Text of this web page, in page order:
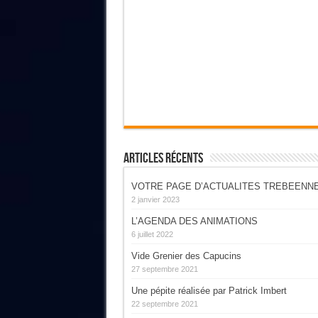
Articles Récents
VOTRE PAGE D’ACTUALITES
2 janvier 2023
L’AGENDA DES ANIMATIONS
6 juillet 2022
Vide Grenier des Capucins
27 septembre 2021
Une pépite réalisée par Patrick Imbert
22 septembre 2021